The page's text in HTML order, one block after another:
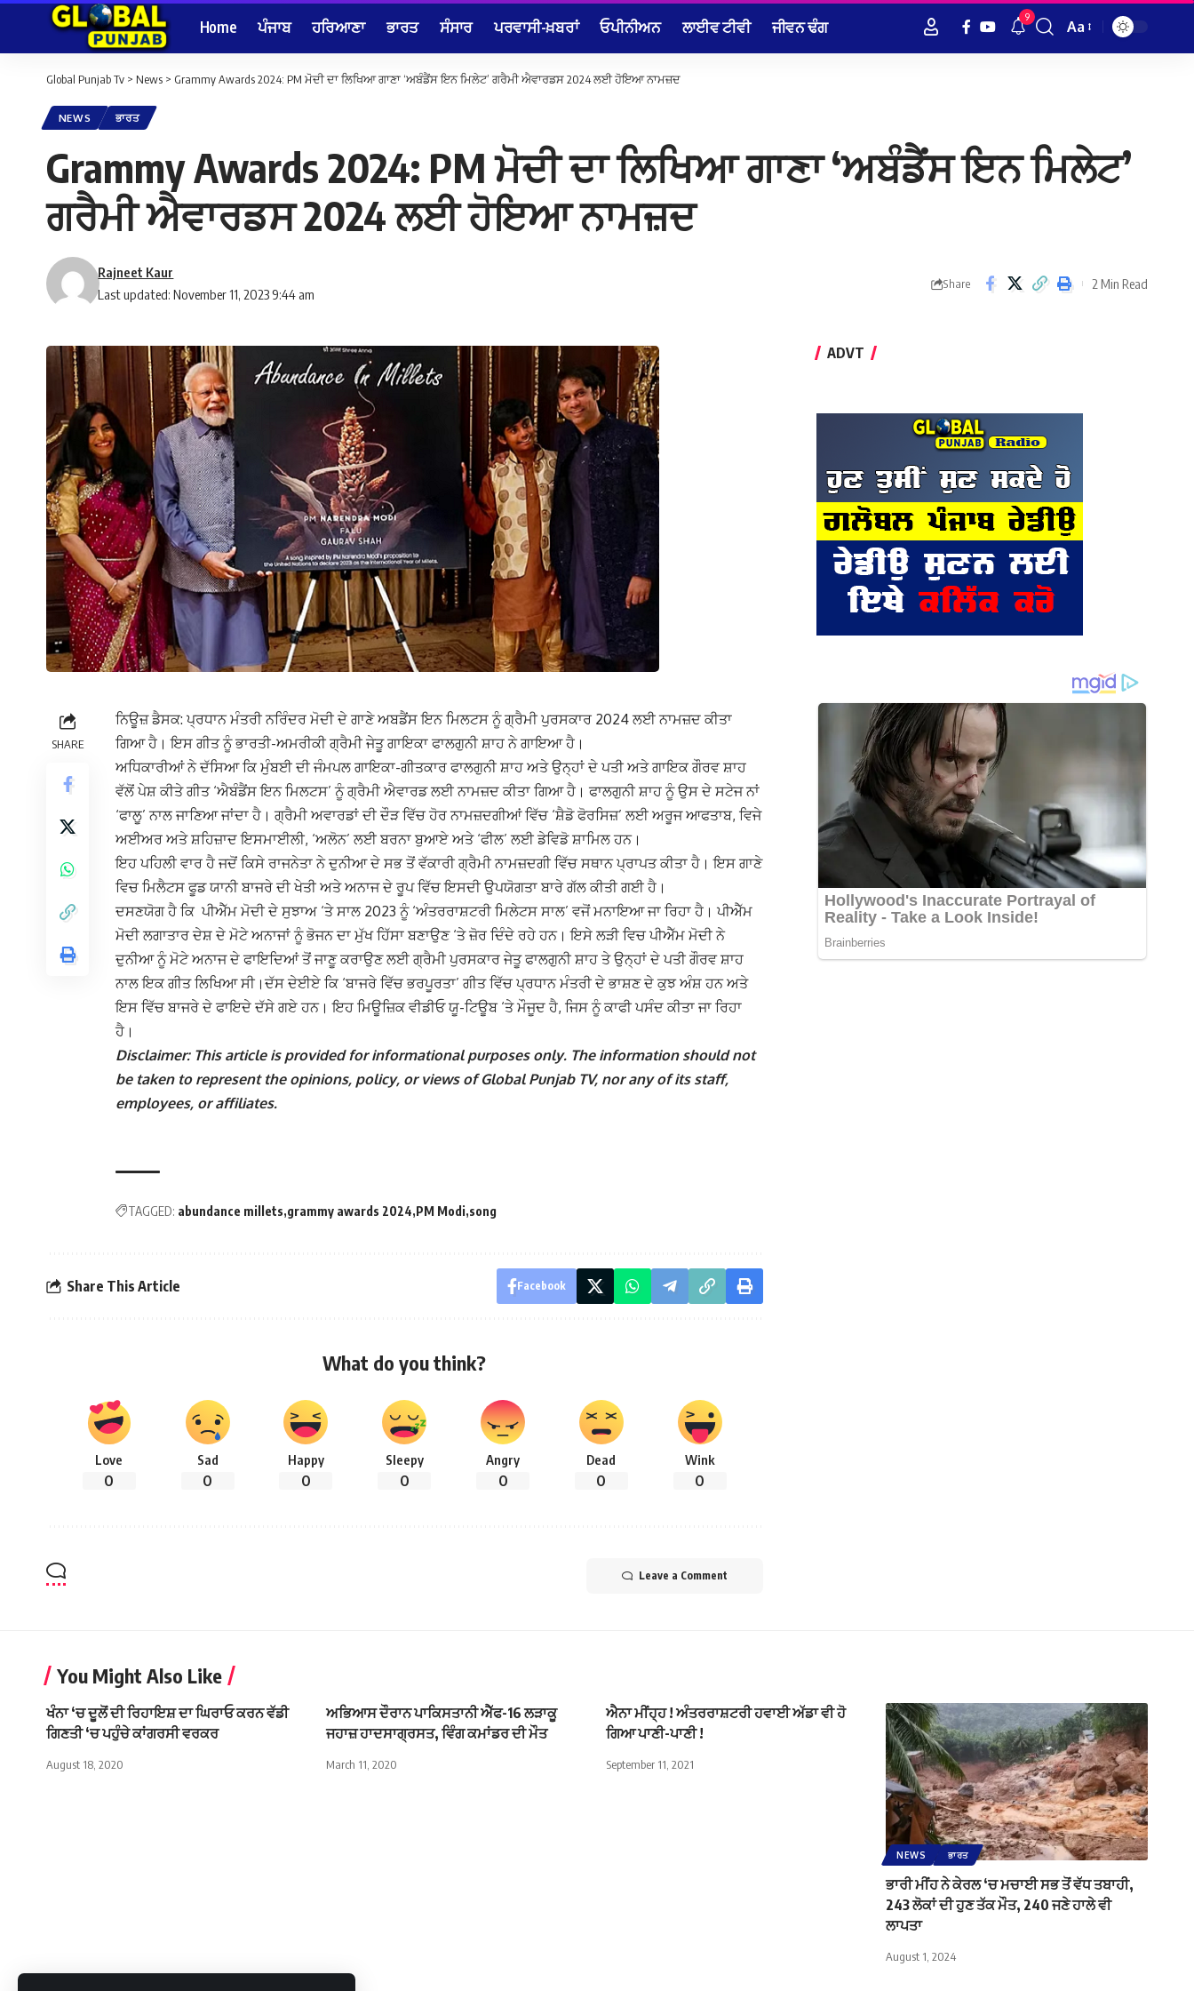
Home ਪੰਜਾਬ ਹਰਿਆਣਾ ਭਾਰਤ ਸੰਸਾਰ ਪਰਵਾਸੀ-ਖ਼ਬਰਾਂ ਓਪੀਨੀਅਨ ਲਾਈਵ ਟੀਵੀ ਜੀਵਨ ਢੰਗ 9
Font
Aa
Global Punjab Tv > News > Grammy Awards 2024: PM ਮੋਦੀ ਦਾ ਲਿਖਿਆ ਗਾਣਾ ‘ਅਬੰਡੈਂਸ ਇਨ ਮਿਲੇਟ’ ਗਰੈਮੀ ਐਵਾਰਡਸ 2024 ਲਈ ਹੋਇਆ ਨਾਮਜ਼ਦ
NEWS ਭਾਰਤ
Grammy Awards 2024: PM ਮੋਦੀ ਦਾ ਲਿਖਿਆ ਗਾਣਾ ‘ਅਬੰਡੈਂਸ ਇਨ ਮਿਲੇਟ’
ਗਰੈਮੀ ਐਵਾਰਡਸ 2024 ਲਈ ਹੋਇਆ ਨਾਮਜ਼ਦ
Last updated: November 11, 2023 9:44 am
Rajneet Kaur
Share 2 Min Read
SHARE
ਨਿਊਜ਼ ਡੈਸਕ: ਪ੍ਰਧਾਨ ਮੰਤਰੀ ਨਰਿੰਦਰ ਮੋਦੀ ਦੇ ਗਾਣੇ ਅਬਡੈਂਸ ਇਨ ਮਿਲਟਸ ਨੂੰ ਗ੍ਰੈਮੀ ਪੁਰਸਕਾਰ 2024 ਲਈ ਨਾਮਜ਼ਦ ਕੀਤਾ
ਗਿਆ ਹੈ। ਇਸ ਗੀਤ ਨੂੰ ਭਾਰਤੀ-ਅਮਰੀਕੀ ਗ੍ਰੈਮੀ ਜੇਤੂ ਗਾਇਕਾ ਫਾਲਗੁਨੀ ਸ਼ਾਹ ਨੇ ਗਾਇਆ ਹੈ।
ਅਧਿਕਾਰੀਆਂ ਨੇ ਦੱਸਿਆ ਕਿ ਮੁੰਬਈ ਦੀ ਜੰਮਪਲ ਗਾਇਕਾ-ਗੀਤਕਾਰ ਫਾਲਗੁਨੀ ਸ਼ਾਹ ਅਤੇ ਉਨ੍ਹਾਂ ਦੇ ਪਤੀ ਅਤੇ ਗਾਇਕ ਗੌਰਵ ਸ਼ਾਹ
ਵੱਲੋਂ ਪੇਸ਼ ਕੀਤੇ ਗੀਤ ‘ਐਬੰਡੈਂਸ ਇਨ ਮਿਲਟਸ’ ਨੂੰ ਗ੍ਰੈਮੀ ਐਵਾਰਡ ਲਈ ਨਾਮਜ਼ਦ ਕੀਤਾ ਗਿਆ ਹੈ। ਫਾਲਗੁਨੀ ਸ਼ਾਹ ਨੂੰ ਉਸ ਦੇ ਸਟੇਜ ਨਾਂ
‘ਫਾਲੂ’ ਨਾਲ ਜਾਣਿਆ ਜਾਂਦਾ ਹੈ। ਗ੍ਰੈਮੀ ਅਵਾਰਡਾਂ ਦੀ ਦੌੜ ਵਿੱਚ ਹੋਰ ਨਾਮਜ਼ਦਗੀਆਂ ਵਿੱਚ ‘ਸ਼ੈਡੋ ਫੋਰਸਿਜ਼’ ਲਈ ਅਰੂਜ ਆਫਤਾਬ, ਵਿਜੇ
ਅਈਅਰ ਅਤੇ ਸ਼ਹਿਜ਼ਾਦ ਇਸਮਾਈਲੀ, ‘ਅਲੋਨ’ ਲਈ ਬਰਨਾ ਬੁਆਏ ਅਤੇ ‘ਫੀਲ’ ਲਈ ਡੇਵਿਡੋ ਸ਼ਾਮਿਲ ਹਨ।
ਇਹ ਪਹਿਲੀ ਵਾਰ ਹੈ ਜਦੋਂ ਕਿਸੇ ਰਾਜਨੇਤਾ ਨੇ ਦੁਨੀਆ ਦੇ ਸਭ ਤੋਂ ਵੱਕਾਰੀ ਗ੍ਰੈਮੀ ਨਾਮਜ਼ਦਗੀ ਵਿੱਚ ਸਥਾਨ ਪ੍ਰਾਪਤ ਕੀਤਾ ਹੈ। ਇਸ ਗਾਣੇ
ਵਿਚ ਮਿਲੈਟਸ ਫੂਡ ਯਾਨੀ ਬਾਜਰੇ ਦੀ ਖੇਤੀ ਅਤੇ ਅਨਾਜ ਦੇ ਰੂਪ ਵਿੱਚ ਇਸਦੀ ਉਪਯੋਗਤਾ ਬਾਰੇ ਗੱਲ ਕੀਤੀ ਗਈ ਹੈ।
ਦਸਣਯੋਗ ਹੈ ਕਿ ਪੀਐੱਮ ਮੋਦੀ ਦੇ ਸੁਝਾਅ ‘ਤੇ ਸਾਲ 2023 ਨੂੰ ‘ਅੰਤਰਰਾਸ਼ਟਰੀ ਮਿਲੇਟਸ ਸਾਲ’ ਵਜੋਂ ਮਨਾਇਆ ਜਾ ਰਿਹਾ ਹੈ। ਪੀਐੱਮ
ਮੋਦੀ ਲਗਾਤਾਰ ਦੇਸ਼ ਦੇ ਮੋਟੇ ਅਨਾਜਾਂ ਨੂੰ ਭੋਜਨ ਦਾ ਮੁੱਖ ਹਿੱਸਾ ਬਣਾਉਣ ‘ਤੇ ਜ਼ੋਰ ਦਿੰਦੇ ਰਹੇ ਹਨ। ਇਸੇ ਲੜੀ ਵਿਚ ਪੀਐੱਮ ਮੋਦੀ ਨੇ
ਦੁਨੀਆ ਨੂੰ ਮੋਟੇ ਅਨਾਜ ਦੇ ਫਾਇਦਿਆਂ ਤੋਂ ਜਾਣੂ ਕਰਾਉਣ ਲਈ ਗ੍ਰੈਮੀ ਪੁਰਸਕਾਰ ਜੇਤੂ ਫਾਲਗੁਨੀ ਸ਼ਾਹ ਤੇ ਉਨ੍ਹਾਂ ਦੇ ਪਤੀ ਗੌਰਵ ਸ਼ਾਹ
ਨਾਲ ਇਕ ਗੀਤ ਲਿਖਿਆ ਸੀ।ਦੱਸ ਦੇਈਏ ਕਿ ‘ਬਾਜਰੇ ਵਿੱਚ ਭਰਪੂਰਤਾ’ ਗੀਤ ਵਿੱਚ ਪ੍ਰਧਾਨ ਮੰਤਰੀ ਦੇ ਭਾਸ਼ਣ ਦੇ ਕੁਝ ਅੰਸ਼ ਹਨ ਅਤੇ
ਇਸ ਵਿੱਚ ਬਾਜਰੇ ਦੇ ਫਾਇਦੇ ਦੱਸੇ ਗਏ ਹਨ। ਇਹ ਮਿਊਜ਼ਿਕ ਵੀਡੀਓ ਯੂ-ਟਿਊਬ ‘ਤੇ ਮੌਜੂਦ ਹੈ, ਜਿਸ ਨੂੰ ਕਾਫੀ ਪਸੰਦ ਕੀਤਾ ਜਾ ਰਿਹਾ
ਹੈ।
Disclaimer: This article is provided for informational purposes only. The information should not
be taken to represent the opinions, policy, or views of Global Punjab TV, nor any of its staff,
employees, or affiliates.
TAGGED: abundance millets grammy awards 2024 PM Modi song
Share This Article Facebook
What do you think?
Love
0
Sad
0
Happy
0
Sleepy
0
Angry
0
Dead
0
Wink
0
Leave a Comment
ADVT
You Might Also Like
ਖੰਨਾ ‘ਚ ਦੂਲੋਂ ਦੀ ਰਿਹਾਇਸ਼ ਦਾ ਘਿਰਾਓ ਕਰਨ ਵੱਡੀ
ਗਿਣਤੀ ‘ਚ ਪਹੁੰਚੇ ਕਾਂਗਰਸੀ ਵਰਕਰ
August 18, 2020
ਅਭਿਆਸ ਦੌਰਾਨ ਪਾਕਿਸਤਾਨੀ ਐੱਫ-16 ਲੜਾਕੂ
ਜਹਾਜ਼ ਹਾਦਸਾਗ੍ਰਸਤ, ਵਿੰਗ ਕਮਾਂਡਰ ਦੀ ਮੌਤ
March 11, 2020
ਐਨਾ ਮੀਂਹ੍ਹ ! ਅੰਤਰਰਾਸ਼ਟਰੀ ਹਵਾਈ ਅੱਡਾ ਵੀ ਹੋ
ਗਿਆ ਪਾਣੀ-ਪਾਣੀ !
September 11, 2021
NEWS ਭਾਰਤ
ਭਾਰੀ ਮੀਂਹ ਨੇ ਕੇਰਲ ‘ਚ ਮਚਾਈ ਸਭ ਤੋਂ ਵੱਧ ਤਬਾਹੀ,
243 ਲੋਕਾਂ ਦੀ ਹੁਣ ਤੱਕ ਮੌਤ, 240 ਜਣੇ ਹਾਲੇ ਵੀ
ਲਾਪਤਾ
August 1, 2024